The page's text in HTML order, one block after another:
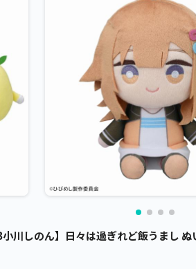
川しのん】日々は過ぎれど飯うまし